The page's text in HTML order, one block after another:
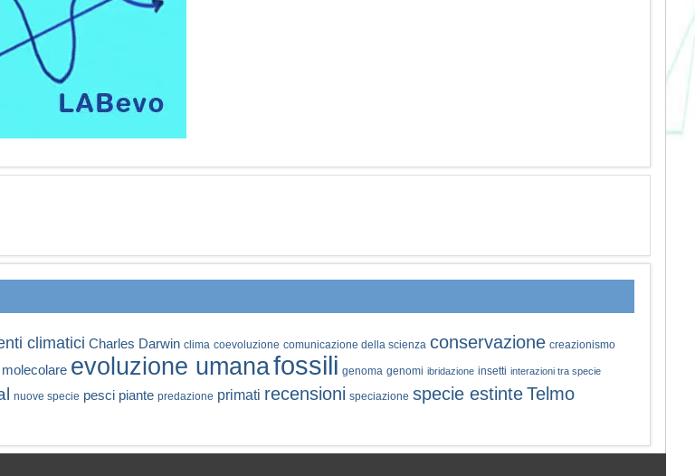
climatici Charles Darwin clima coevoluzione comunicazione della scienza conservazione creazionismo
evoluzione umanafossili genoma genomi ibridazione insetti interazioni tra specie
nuove specie pesci piante predazione primati recensioni speciazione specie estinteTelmo